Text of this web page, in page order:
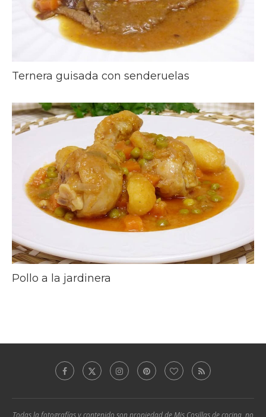
Ternera guisada con senderuelas
Pollo a la jardinera
Todas la fotografías y contenido son propiedad de Mis Cosillas de cocina, no